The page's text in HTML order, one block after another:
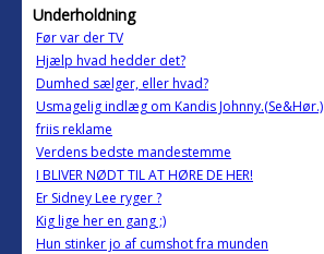
Underholdning
Før var der TV
Hjælp hvad hedder det?
Dumhed sælger, eller hvad?
Usmagelig indlæg om Kandis Johnny.(Se&Hør.)
friis reklame
Verdens bedste mandestemme
I BLIVER NØDT TIL AT HØRE DE HER!
Er Sidney Lee ryger ?
Kig lige her en gang ;)
Hun stinker jo af cumshot fra munden